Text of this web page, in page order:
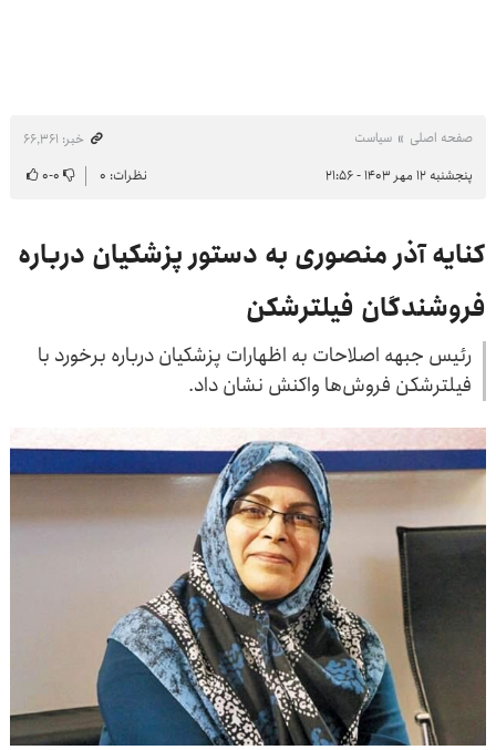
صفحه اصلی سیاست
خبر: ۶۶٬۳۶۱
پنجشنبه ۱۲ مهر ۱۴۰۳ - ۲۱:۵۶
نظرات: ۰ ۰-۰
کنایه آذر منصوری به دستور پزشکیان درباره
فروشندگان فیلترشکن
رئیس جبهه اصلاحات به اظهارات پزشکیان درباره برخورد با
فیلترشکن فروش‌ها واکنش نشان داد.